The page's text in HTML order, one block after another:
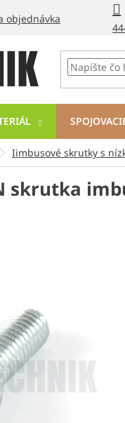
objednávka
Iimbusové skrutky s
skrutka